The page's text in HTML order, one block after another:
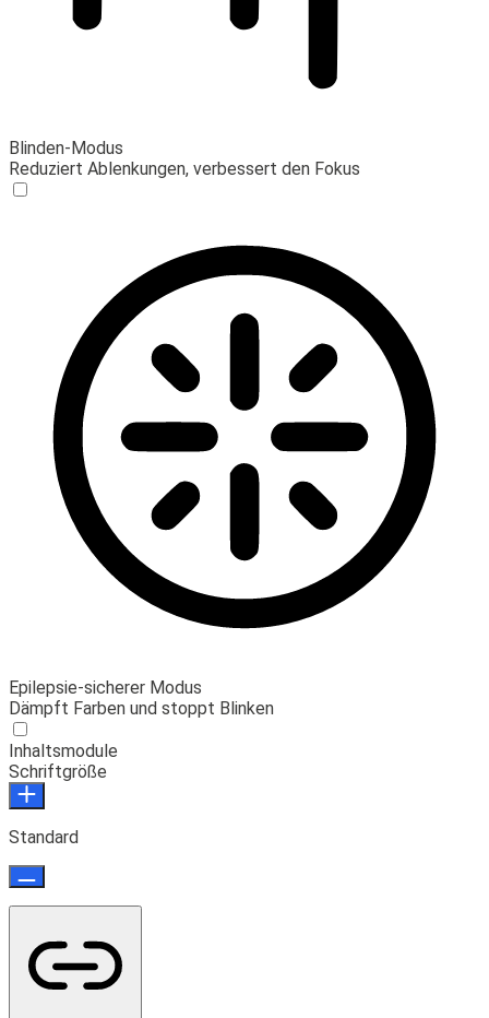
Blinden-Modus
Reduziert Ablenkungen, verbessert den Fokus
Epilepsie-sicherer Modus
Dämpft Farben und stoppt Blinken
Inhaltsmodule
Schriftgröße
Standard